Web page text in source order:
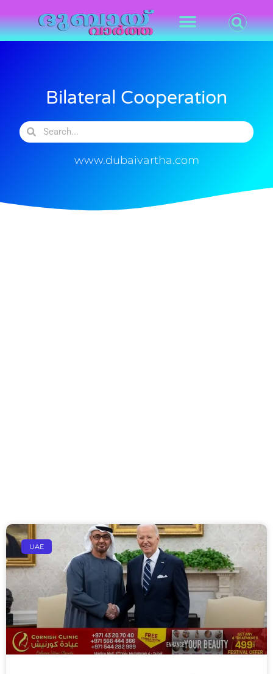
Bilateral Cooperation
www.dubaivartha.com
UAE